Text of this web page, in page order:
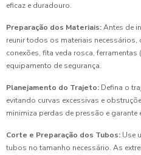
eficaz e duradouro.
Preparação dos Materiais:Antes de
reunir todos os materiais
conexões, fita veda rosca, ferramentas
equipamento de segurança.
Planejamento do Trajeto: Defina o
evitando curvas excessivas e
minimiza perdas de pressão e garante
Corte e Preparação dos Tubos: Use
tubos no tamanho necessário. As